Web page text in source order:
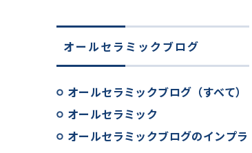
オールセラミックブログ
オールセラミックブログ（すべて）
オールセラミック
オールセラミックブログのインプラ